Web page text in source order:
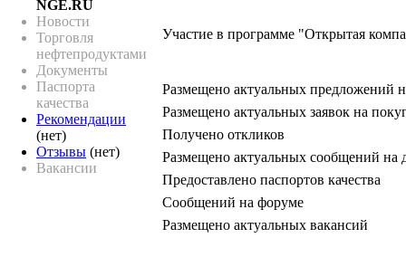
NGE.RU
Новости
Торговля
нефтепродуктами
Документы
Паспорта
качества
Рекомендации
(нет)
Отзывы (нет)
Вакансии
Участие в программе "Открытая
Размещено актуальных предложений
Размещено актуальных заявок на
Получено откликов
Размещено актуальных сообщений на
Предоставлено паспортов качества
Сообщений на форуме
Размещено актуальных вакансий